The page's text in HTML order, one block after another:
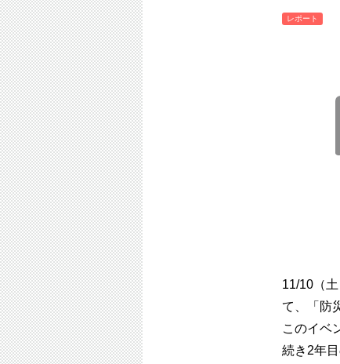
レポート
11/10（
て、「防
このイベ
続き2年